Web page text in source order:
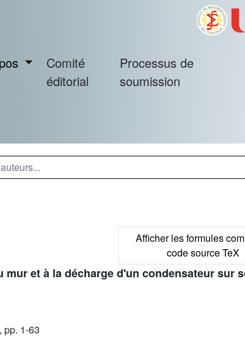
Comité
éditorial
Processus de
soumission
et à la décharge d'un condensateur sur
pp. 1-63